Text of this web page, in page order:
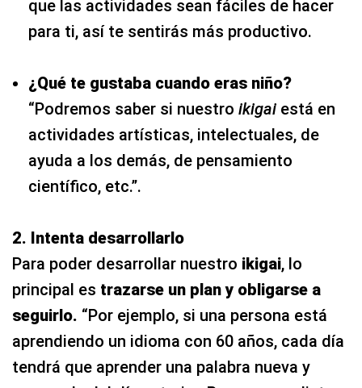
que las actividades sean fáciles de hacer
para ti, así te sentirás más productivo.
¿Qué te gustaba cuando eras niño?
“Podremos saber si nuestro ikigai está en
actividades artísticas, intelectuales, de
ayuda a los demás, de pensamiento
científico, etc.”.
2. Intenta desarrollarlo
Para poder desarrollar nuestro ikigai, lo
principal es trazarse un plan y obligarse a
seguirlo. “Por ejemplo, si una persona está
aprendiendo un idioma con 60 años, cada día
tendrá que aprender una palabra nueva y